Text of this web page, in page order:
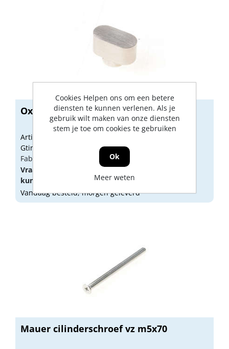
Oxloc cilinderknop plat kegel
Artikelnummer: 1218649
Gtin: 8714678009549
Fabrikant artikel nummer: 1218649
Vraag een
aan oflog in
kunnen zien.
Vandaag besteld, morgen geleverd
Mauer cilinderschroef vz m5x70
Cookies Helpen ons om een betere
diensten te kunnen verlenen. Als je
gebruik wilt maken van onze diensten
stem je toe om cookies te gebruiken
Ok
Meer weten